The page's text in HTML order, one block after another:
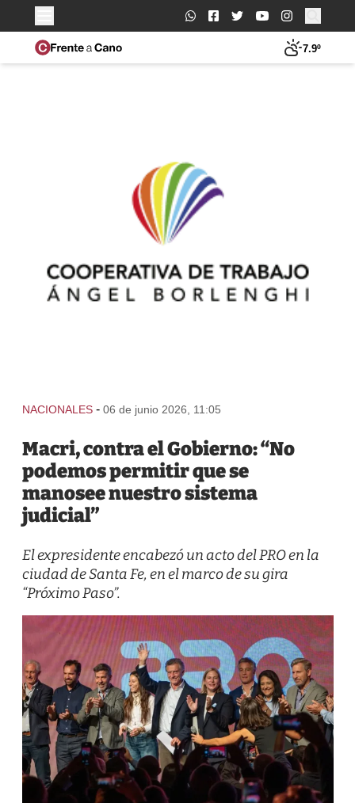
Buscar:
7.9º
NACIONALES - 06 de junio 2026, 11:05
Macri, contra el Gobierno: “No
podemos permitir que se
manosee nuestro sistema
judicial”
El expresidente encabezó un acto del PRO en la
ciudad de Santa Fe, en el marco de su gira
“Próximo Paso”.